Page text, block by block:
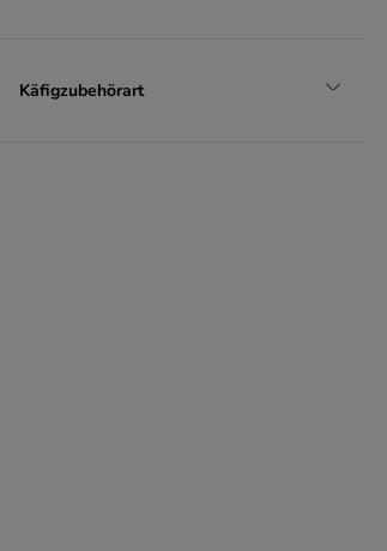
Käfigzubehörart